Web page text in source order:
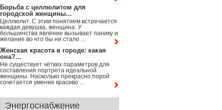
Борьба с целлюлитом для
городской женщины...
Целлюлит. С этим понятием встречается
каждая девушка, женщина. У
большинства явление вызывает панику и
желание во что бы ни стало ...
Женская красота в городе: какая
она?...
Не существует чётких параметров для
составления портрета идеальной
женщины. Насколько прекрасно порой
сочетается умение красиво ...
Энергоснабжение